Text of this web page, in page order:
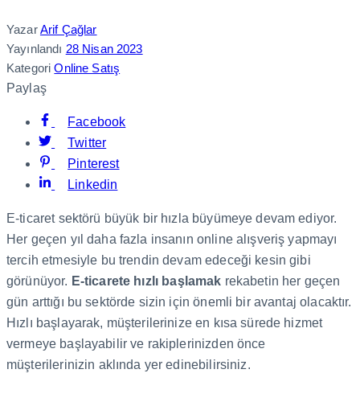
YazarArif Çağlar
Yayınlandı 28 Nisan 2023
Kategori Online Satış
Paylaş
Facebook
Twitter
Pinterest
Linkedin
E-ticaret sektörü büyük bir hızla büyümeye devam ediyor.
Her geçen yıl daha fazla insanın online alışveriş yapmayı
tercih etmesiyle bu trendin devam edeceği kesin gibi
görünüyor. E-ticarete hızlı başlamak rekabetin her geçen
gün arttığı bu sektörde sizin için önemli bir avantaj olacaktır.
Hızlı başlayarak, müşterilerinize en kısa sürede hizmet
vermeye başlayabilir ve rakiplerinizden önce
müşterilerinizin aklında yer edinebilirsiniz.